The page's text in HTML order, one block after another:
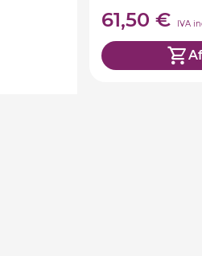
61,50 € IVA